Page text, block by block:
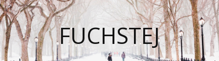
FUCHSTEJ